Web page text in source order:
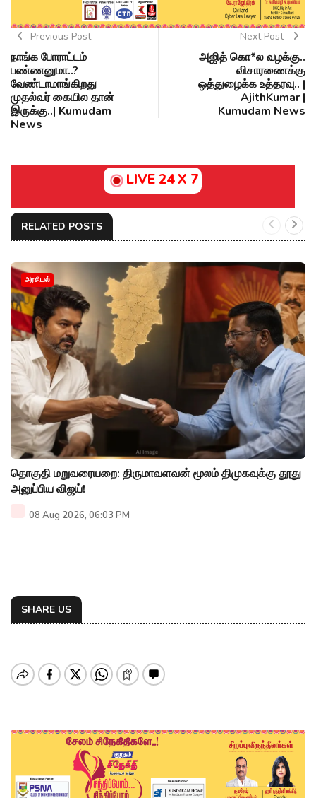
Previous Post
நாங்க போராட்டம்
பண்ணனுமா..?
வேண்டாமாங்கிறது
முதல்வர் கையில தான்
இருக்கு..| Kumudam
News
Next Post
அஜித் கொ*ல வழக்கு..
விசாரணைக்கு
ஒத்துழைக்க உத்தரவு.. |
AjithKumar |
Kumudam News
LIVE 24 X 7
RELATED POSTS
அரசியல்
தொகுதி மறுவரையறை: திருமாவளவன் மூலம் திமுகவுக்கு தூது
அனுப்பிய விஜய்!
08 Aug 2026, 06:03 PM
SHARE US